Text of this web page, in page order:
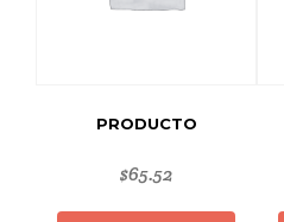
PRODUCTO
$65.52